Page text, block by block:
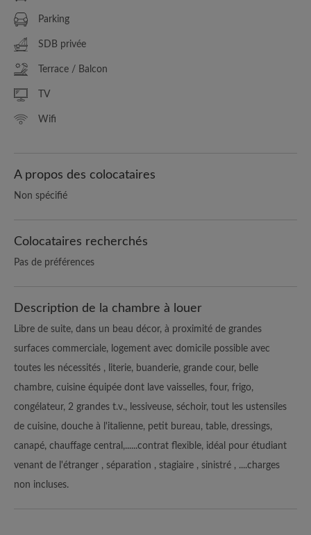
Parking
SDB privée
Terrace / Balcon
TV
Wifi
A propos des colocataires
Non spécifié
Colocataires recherchés
Pas de préférences
Description de la chambre à louer
Libre de suite, dans un beau décor, à proximité de grandes
surfaces commerciale, logement avec domicile possible avec
toutes les nécessités , literie, buanderie, grande cour, belle
chambre, cuisine équipée dont lave vaisselles, four, frigo,
congélateur, 2 grandes t.v., lessiveuse, séchoir, tout les ustensiles
de cuisine, douche à l'italienne, petit bureau, table, dressings,
canapé, chauffage central,......contrat flexible, idéal pour étudiant
venant de l'étranger , séparation , stagiaire , sinistré , ....charges
non incluses.